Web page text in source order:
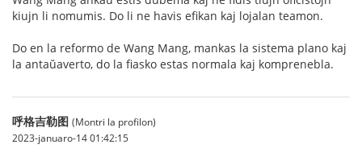
kiujn li nomumis. Do li ne havis efikan kaj lojalan teamon.
Do en la reformo de Wang Mang, mankas la sistema plano kaj
la antaŭaverto, do la fiasko estas normala kaj komprenebla.
呼格吉勒图 (Montri la profilon)
2023-januaro-14 01:42:15